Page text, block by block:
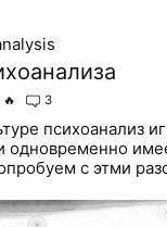
🔥 3
психоанализ
одновременно
с этми